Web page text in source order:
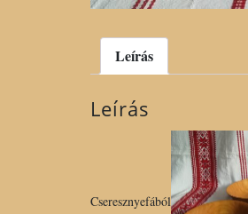
Leírás
Leírás
Cseresznyefából